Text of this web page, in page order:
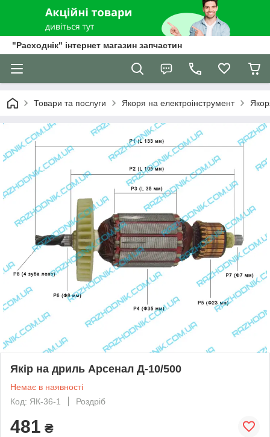
"Расходнік" інтернет магазин запчастин
Товари та послуги Якоря на електроінструмент
Якір на дриль Арсенал Д-10/500
Немає в наявності
Код: ЯК-36-1
Роздріб
481 ₴